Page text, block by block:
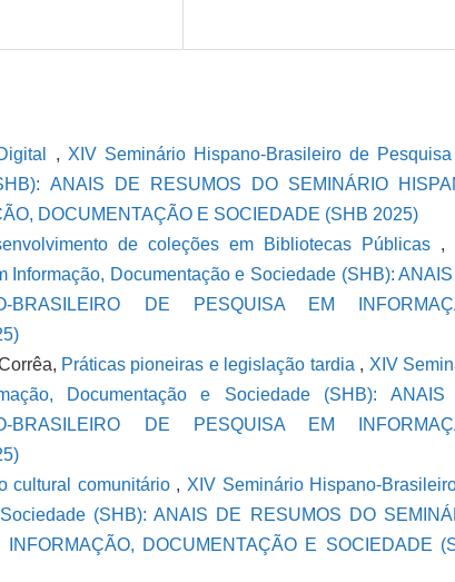
, XIV Seminário Hispano-Brasileiro de
ANAIS DE RESUMOS DO SEMINÁRIO
DOCUMENTAÇÃO E SOCIEDADE (SHB 2025)
de coleções em Bibliotecas Públicas ,
Documentação e Sociedade (SHB):
BRASILEIRO DE PESQUISA EM
Práticas pioneiras e legislação tardia , XIV
Documentação e Sociedade (SHB): ANAIS
BRASILEIRO DE PESQUISA EM
cultural comunitário , XIV Seminário Hispano-
(SHB): ANAIS DE RESUMOS DO
DOCUMENTAÇÃO E SOCIEDADE